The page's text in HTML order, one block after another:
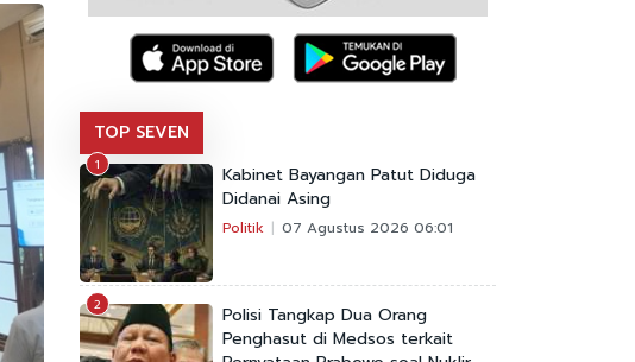
TOP SEVEN
1
Kabinet Bayangan Patut Diduga
Didanai Asing
Politik 07 Agustus 2026 06:01
2
Polisi Tangkap Dua Orang
Penghasut di Medsos terkait